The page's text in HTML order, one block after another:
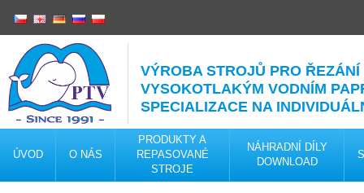
VÝROBA STROJŮ PRO ŘEZÁNÍ
VYSOKOTLAKÝM VODNÍM
SPECIALIZACE NA
ÚVOD O NÁS
PRODUKTY A
REPASOVANÉ
STROJE
NÁHRADNÍ DÍLY
DOWNLOAD